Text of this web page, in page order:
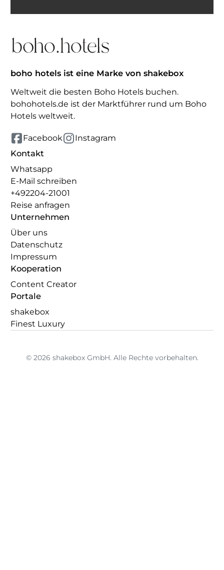
boho hotels ist eine Marke von shakebox
Weltweit die besten Boho Hotels buchen.
bohohotels.de ist der Marktführer rund um Boho
Hotels weltweit.
Facebook Instagram
Kontakt
Whatsapp
E-Mail schreiben
+492204-21001
Reise anfragen
Unternehmen
Über uns
Datenschutz
Impressum
Kooperation
Content Creator
Portale
shakebox
Finest Luxury
© 2026 shakebox GmbH. Alle Rechte vorbehalten.